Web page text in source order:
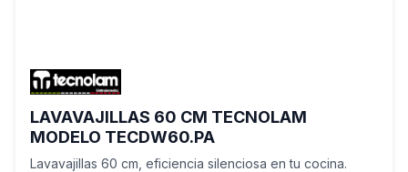
LAVAVAJILLAS 60 CM TECNOLAM
MODELO TECDW60.PA
Lavavajillas 60 cm, eficiencia silenciosa en tu cocina.